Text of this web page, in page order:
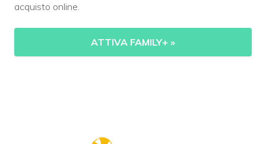
acquisto online.
ATTIVA FAMILY+ »